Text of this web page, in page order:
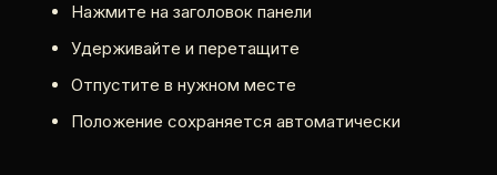
Нажмите на заголовок панели
Удерживайте и перетащите
Отпустите в нужном месте
Положение сохраняется автоматически